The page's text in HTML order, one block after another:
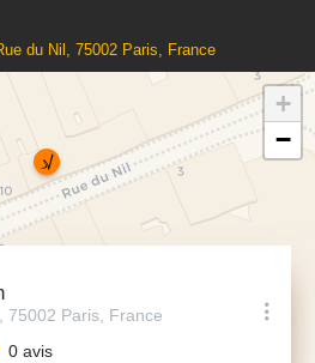
du Nil, 75002 Paris, France
75002 Paris, France
0 avis
+
−